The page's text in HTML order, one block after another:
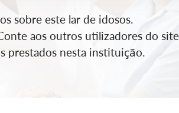
sobre este lar de idosos.
aos outros utilizadores do
prestados nesta instituição.